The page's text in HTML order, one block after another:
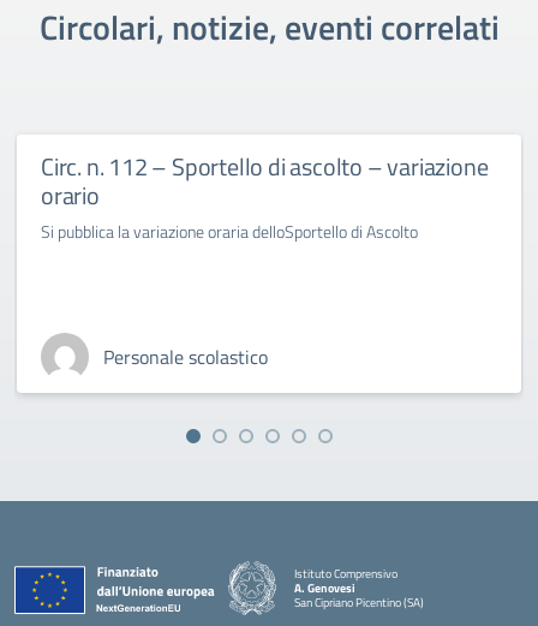
Circolari, notizie, eventi correlati
Circ. n. 112 – Sportello di ascolto – variazione
orario
Si pubblica la variazione oraria delloSportello di Ascolto
Personale scolastico
Istituto Comprensivo
A. Genovesi
San Cipriano Picentino (SA)
— Visita la pagina iniziale della scuola